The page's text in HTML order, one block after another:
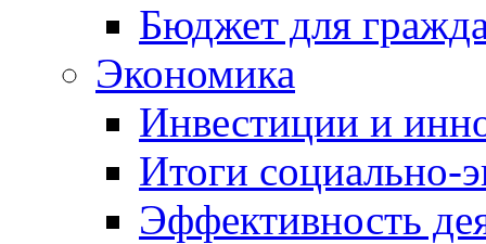
Бюджет для
Экономика
Инвестиции и
Итоги социально-
Эффективность